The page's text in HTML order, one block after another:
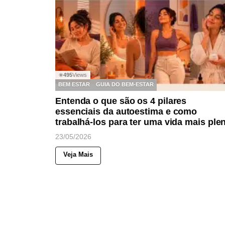
◉495Views
BEM ESTAR
GUIA DO BEM-ESTAR
Entenda o que são os 4 pilares
essenciais da autoestima e como
trabalhá-los para ter uma vida mais
23/05/2026
Veja Mais